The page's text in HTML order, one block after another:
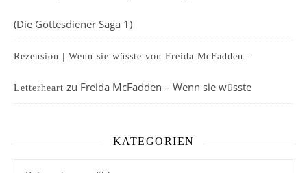
(Die Gottesdiener Saga 1)
Rezension | Wenn sie wüsste von Freida McFadden –
Letterheart zu Freida McFadden – Wenn sie wüsste
KATEGORIEN